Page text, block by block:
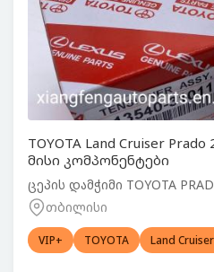
TOYOTA Land Cruiser
მისი კომპონენტები
ცეპის დამჭიმი TOYOTA
თბილისი
VIP+ TOYOTA Land